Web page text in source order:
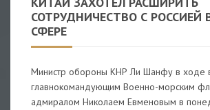
СОТРУДНИЧЕСТВО С РОССИЕЙ
СФЕРЕ
Министр обороны КНР Ли Шанфу в ходе
главнокомандующим Военно-морским
адмиралом Николаем Евменовым в